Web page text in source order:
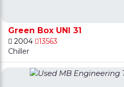
Green Box UNI 31
2004
13563
Chiller